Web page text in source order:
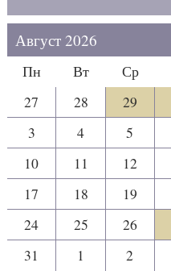
Август 2026
Пн Вт Ср
27
28 29
3
4 5
10
11 12
17
18 19
24
25 26
31
1 2